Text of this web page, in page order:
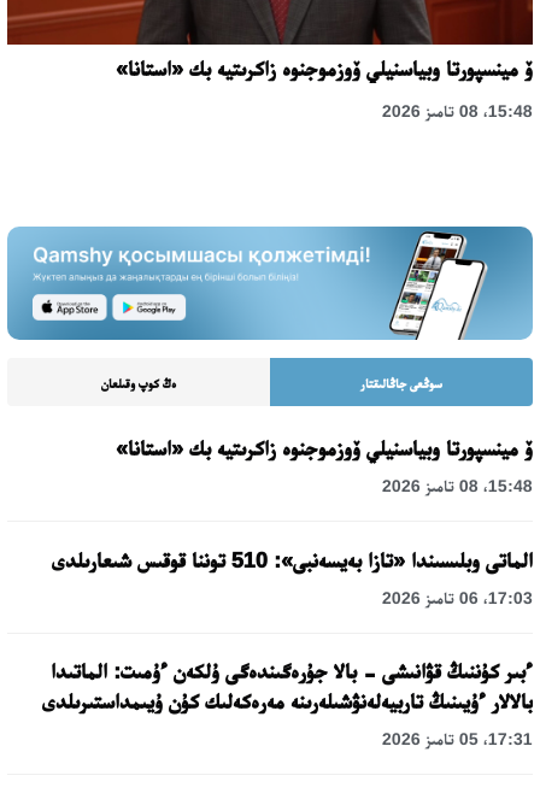
ۆ مينسپورتا وبياسنيلي ۆوزموجنوە زاكرىتيە بك «استانا»
15:48، 08 تامىز 2026
سوڭعى جاڭالىقتار ەڭ كوپ وقىلعان
ۆ مينسپورتا وبياسنيلي ۆوزموجنوە زاكرىتيە بك «استانا»
15:48، 08 تامىز 2026
الماتى وبلىسىندا «تازا بەيسەنبى»: 510 توننا قوقىس شىعارىلدى
17:03، 06 تامىز 2026
ءبىر كۇننىڭ قۋانىشى - بالا جۇرەگىندەگى ۇلكەن ءۇمىت: الماتىدا
بالالار ءۇيىنىڭ تاربيەلەنۋشىلەرىنە مەرەكەلىك كۇن ۇيىمداستىرىلدى
17:31، 05 تامىز 2026